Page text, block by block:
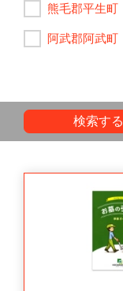
熊毛郡平生町
阿武郡阿武町
検索する